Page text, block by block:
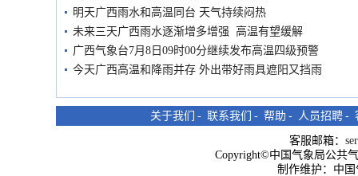
明天广西雨水和高温同台 天气持续闷热
未来三天广西雨水逐渐增多增强 高温有望缓解
广西气象台7月8日09时00分继续发布高温四级预警
今天广西高温和降雨并存 外出带好雨具遮阳又挡雨
关于我们 - 联系我们 - 帮助 - 人员招聘 -
客服邮箱：
Copyright©中国气象局公共
制作维护：中